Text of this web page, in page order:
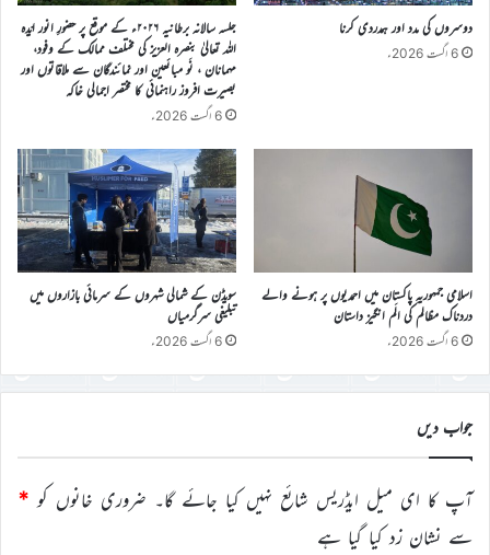
دوسروں کی مدد اور ہمدردی کرنا
6 اگست 2026ء
جلسہ سالانہ برطانیہ ۲۰۲۶ء کے موقع پر حضورِ انور ایّدہ
الله تعالیٰ بنصرہ العزیز کی مختلف ممالک کے وفود،
مہمانان ، نَو مبائعین اور نمائندگان سے ملاقاتوں اور
بصیرت افروز راہنمائی کا مختصر اجمالی خاکہ
6 اگست 2026ء
اسلامی جمہوریہ پاکستان میں احمدیوں پر ہونے والے
دردناک مظالم کی الَم انگیز داستان
6 اگست 2026ء
سویڈن کے شمالی شہروں کے سرمائی بازاروں میں
تبلیغی سرگرمیاں
6 اگست 2026ء
جواب دیں
آپ کا ای میل ایڈریس شائع نہیں کیا جائے گا۔ ضروری خانوں کو *
سے نشان زد کیا گیا ہے